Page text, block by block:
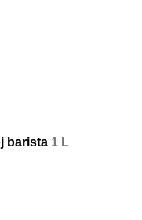
barista 1 L